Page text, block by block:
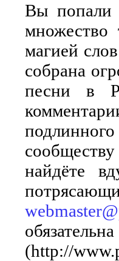
Вы попали
множество
магией
собрана
песни в
найдёте
(http://